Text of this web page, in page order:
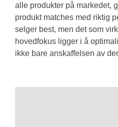
alle produkter på markedet,
produkt matches med riktig
selger best, men det som
hovedfokus ligger i å
ikke bare anskaffelsen av